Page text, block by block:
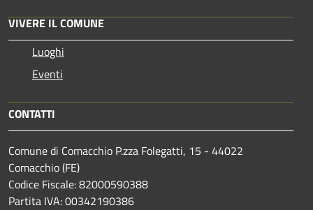
VIVERE IL COMUNE
Luoghi
Eventi
CONTATTI
Comune di Comacchio P.zza Folegatti, 15 - 44022
Comacchio (FE)
Codice Fiscale: 82000590388
Partita IVA: 00342190386